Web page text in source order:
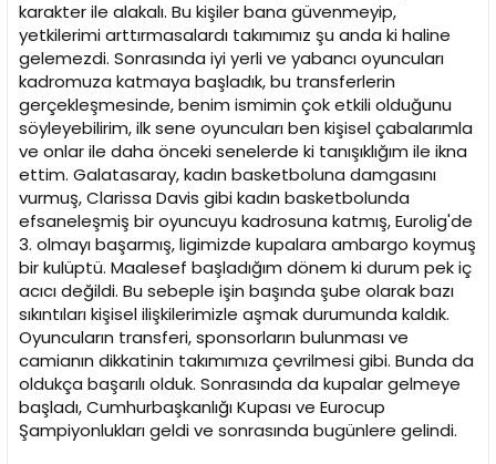
karakter ile alakalı. Bu kişiler bana güvenmeyip,
yetkilerimi arttırmasalardı takımımız şu anda ki haline
gelemezdi. Sonrasında iyi yerli ve yabancı oyuncuları
kadromuza katmaya başladık, bu transferlerin
gerçekleşmesinde, benim ismimin çok etkili olduğunu
söyleyebilirim, ilk sene oyuncuları ben kişisel çabalarımla
ve onlar ile daha önceki senelerde ki tanışıklığım ile ikna
ettim. Galatasaray, kadın basketboluna damgasını
vurmuş, Clarissa Davis gibi kadın basketbolunda
efsaneleşmiş bir oyuncuyu kadrosuna katmış, Eurolig'de
3. olmayı başarmış, ligimizde kupalara ambargo koymuş
bir kulüptü. Maalesef başladığım dönem ki durum pek iç
acıcı değildi. Bu sebeple işin başında şube olarak bazı
sıkıntıları kişisel ilişkilerimizle aşmak durumunda kaldık.
Oyuncuların transferi, sponsorların bulunması ve
camianın dikkatinin takımımıza çevrilmesi gibi. Bunda da
oldukça başarılı olduk. Sonrasında da kupalar gelmeye
başladı, Cumhurbaşkanlığı Kupası ve Eurocup
Şampiyonlukları geldi ve sonrasında bugünlere gelindi.